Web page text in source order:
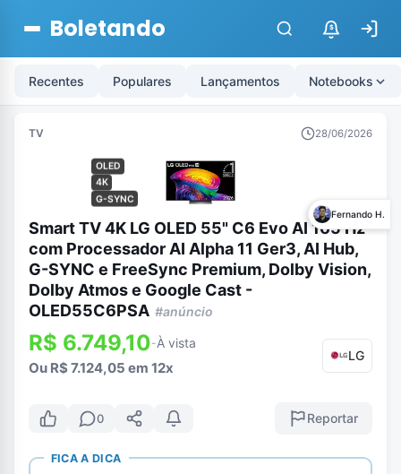
Boletando $
Recentes Populares Lançamentos Notebooks
TV 28/06/2026
OLED
4K
G-SYNC
Fernando H.
Smart TV 4K LG OLED 55" C6 Evo AI 165 Hz
com Processador AI Alpha 11 Ger3, AI Hub,
G-SYNC e FreeSync Premium, Dolby Vision,
Dolby Atmos e Google Cast -
OLED55C6PSA #anúncio
R$ 6.749,10-À vista
Ou R$ 7.124,05 em 12x
LG
0 Reportar
FICA A DICA